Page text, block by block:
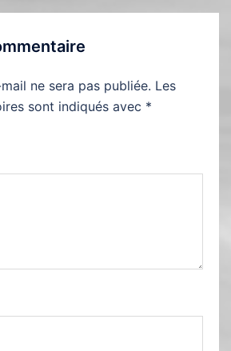
ne sera pas publiée. Les
sont indiqués avec *